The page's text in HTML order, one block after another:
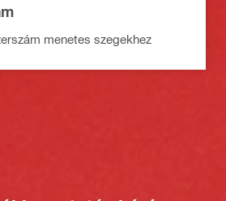
menetes szegekhez